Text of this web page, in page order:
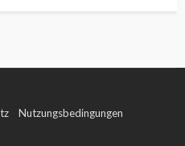
Nutzungsbedingungen